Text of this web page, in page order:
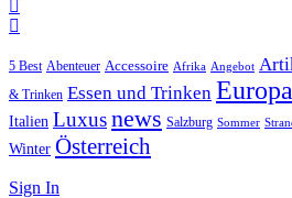
5 Best Abenteuer Accessoire Afrika Angebot
& Trinken Essen und Trinken Europa
Italien Luxusnews Salzburg Sommer
Winter Österreich
Sign In